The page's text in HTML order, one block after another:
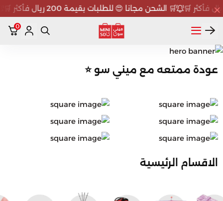
🛒 الشحن مجانا 😍 للطلبات بقيمة 200 ريال فأكثر 🛒
ميني سو MINISO
0
عودة ممتعه مع ميني سو ⭐
الاقسام الرئيسية